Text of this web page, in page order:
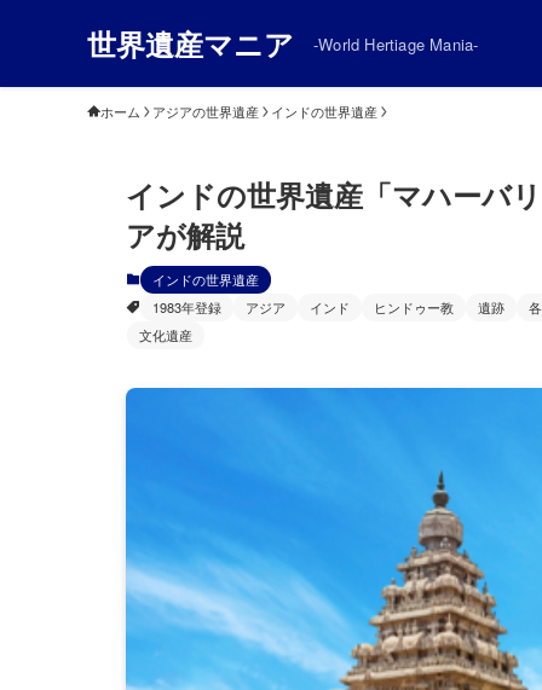
世界遺産マニア -World Hertiage Mania-
ホーム アジアの世界遺産 インドの世界遺産
インドの世界遺産「マハーバ
アが解説
インドの世界遺産
1983年登録
アジア インド ヒンドゥー教 遺跡
文化遺産